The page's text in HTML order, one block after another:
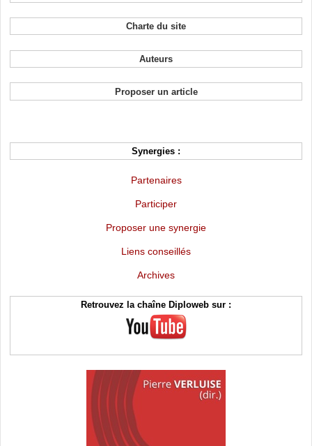
Charte du site
Auteurs
Proposer un article
Synergies :
Partenaires
Participer
Proposer une synergie
Liens conseillés
Archives
Retrouvez la chaîne Diploweb sur :